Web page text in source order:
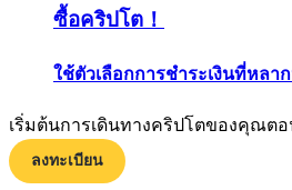
แนะนำ
คู่มือเริ่มต้นฟิวเจอร์ส
ซื้อคริปโต！
ใช้ตัวเลือกการชำระเงินที่หลา
เริ่มต้นการเดินทางคริปโตของคุณต
ลงทะเบียน